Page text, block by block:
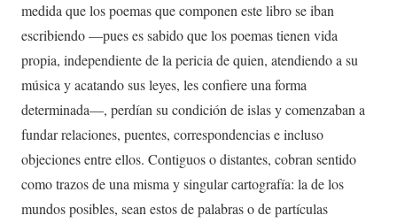
medida que los poemas que componen este libro se iban
escribiendo —pues es sabido que los poemas tienen vida
propia, independiente de la pericia de quien, atendiendo a su
música y acatando sus leyes, les confiere una forma
determinada—, perdían su condición de islas y comenzaban a
fundar relaciones, puentes, correspondencias e incluso
objeciones entre ellos. Contiguos o distantes, cobran sentido
como trazos de una misma y singular cartografía: la de los
mundos posibles, sean estos de palabras o de partículas